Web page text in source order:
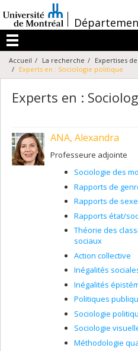
au
contenu
/
Menu
Accueil La recherche
Expertises
Experts en : Sociologie politique
Experts en :
ANA, Alexandra
Professeure adjointe
Sociologie des
Rapports de
Rapports de sexe
Rapports état/
Théorie des
sociaux
Action collective
Inégalités
Inégalités
Politiques
Sociologie
Sociologie
Méthodologie